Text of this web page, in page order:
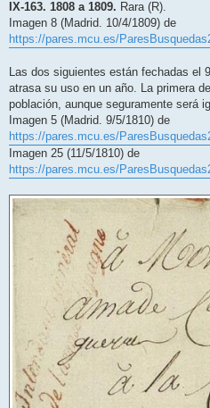
n
a
j
e
IX-163. 1808 a 1809. Rara (R).
Imagen 8 (Madrid. 10/4/1809) de
https://pares.mcu.es/
Las dos siguientes están fechadas el
atrasa su uso en un año. La primera
población, aunque seguramente será
Imagen 5 (Madrid. 9/5/1810) de
https://pares.mcu.es/
Imagen 25 (11/5/1810) de
https://pares.mcu.es/